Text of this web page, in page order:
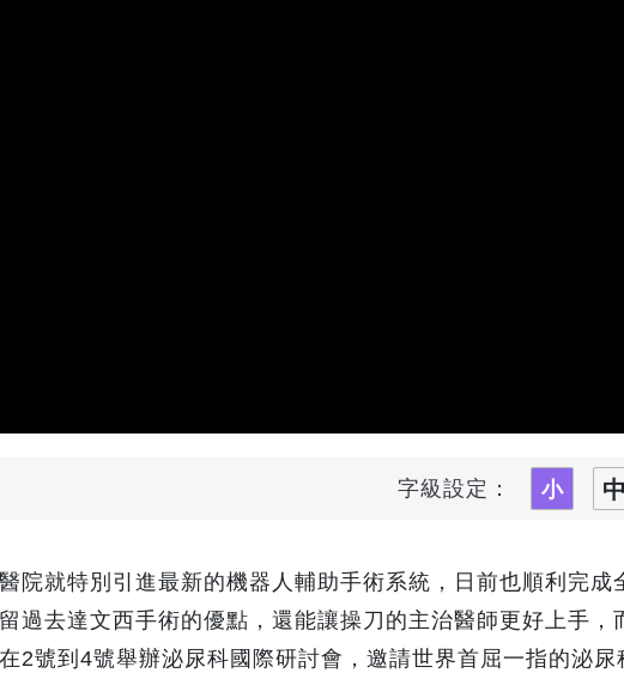
字級設定：
院就特別引進最新的機器人輔助手術系統，日前也順利完成
過去達文西手術的優點，還能讓操刀的主治醫師更好上手，
2號到4號舉辦泌尿科國際研討會，邀請世界首屈一指的泌尿